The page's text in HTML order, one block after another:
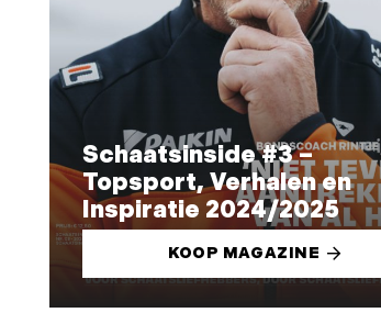
Schaatsinside #3 –
Topsport, Verhalen en
Inspiratie 2024/2025
KOOP MAGAZINE